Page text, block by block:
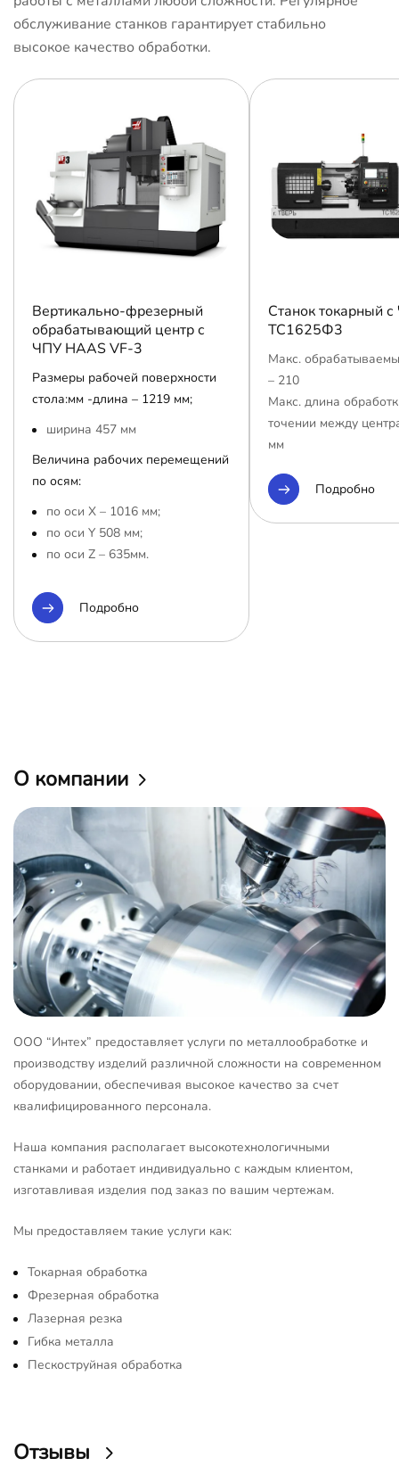
обслуживание станков гарантирует стабильно
высокое качество обработки.
Вертикально-фрезерный
обрабатывающий центр с
ЧПУ HAAS VF-3
Размеры рабочей поверхности
стола:мм -длина – 1219 мм;
ширина 457 мм
Величина рабочих перемещений
по осям:
по оси Х – 1016 мм;
по оси Y 508 мм;
по оси Z – 635мм.
Подробно
Станок токарный
ТС1625Ф3
Макс.
– 210
Макс. длина
точении между
мм
Подробно
О компании
ООО “Интех” предоставляет услуги по металлообработке и
производству изделий различной сложности на современном
оборудовании, обеспечивая высокое качество за счет
квалифицированного персонала.
Наша компания располагает высокотехнологичными
станками и работает индивидуально с каждым клиентом,
изготавливая изделия под заказ по вашим чертежам.
Мы предоставляем такие услуги как:
Токарная обработка
Фрезерная обработка
Лазерная резка
Гибка металла
Пескоструйная обработка
Отзывы